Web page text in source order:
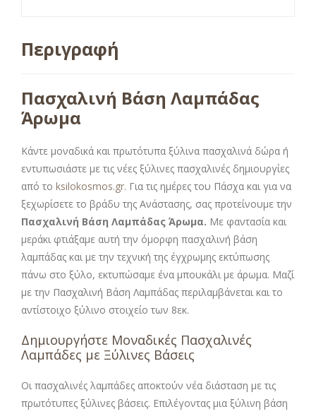
Περιγραφή
Πασχαλινή Βάση Λαμπάδας
Άρωμα
Κάντε μοναδικά και πρωτότυπα ξύλινα πασχαλινά δώρα ή
εντυπωσιάστε με τις νέες ξύλινες πασχαλινές δημιουργίες
από το ksilokosmos.gr. Για τις ημέρες του Πάσχα και για να
ξεχωρίσετε το βράδυ της Ανάστασης, σας προτείνουμε την
Πασχαλινή Βάση Λαμπάδας Άρωμα. Με φαντασία και
μεράκι φτιάξαμε αυτή την όμορφη πασχαλινή βάση
λαμπάδας και με την τεχνική της έγχρωμης εκτύπωσης
πάνω στο ξύλο, εκτυπώσαμε ένα μπουκάλι με άρωμα. Μαζί
με την Πασχαλινή Βάση Λαμπάδας περιλαμβάνεται και το
αντίστοιχο ξύλινο στοιχείο των 8εκ.
Δημιουργήστε Μοναδικές Πασχαλινές
Λαμπάδες με Ξύλινες Βάσεις
Οι πασχαλινές λαμπάδες αποκτούν νέα διάσταση με τις
πρωτότυπες ξύλινες βάσεις. Επιλέγοντας μια ξύλινη βάση